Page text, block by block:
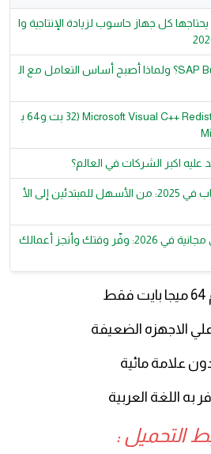
كل جهاز حاسوب لزيادة الإنتاجية وا
ما هو SAP Business Partner (BP)؟ ولماذا أصبح أساس التعامل مع ال
تحميل Microsoft Visual C++ Redistributable 2015-2022 (32 بت و64 ب
أفضل محركات تصميم الألعاب في 2025: من الأسهل للمبتدئين إلى الأ
أفضل 12 أداة ذكاء اصطناعي مجانية في 2026: وفّر وقتك وأنجز أعمالك
التحميل :